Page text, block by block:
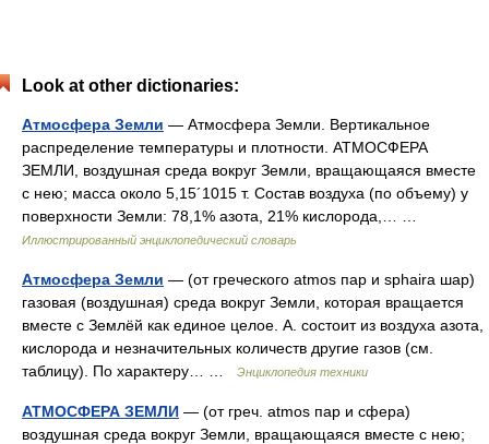
Look at other dictionaries:
Атмосфера Земли — Атмосфера Земли. Вертикальное
распределение температуры и плотности. АТМОСФЕРА
ЗЕМЛИ, воздушная среда вокруг Земли, вращающаяся вместе
с нею; масса около 5,15´1015 т. Состав воздуха (по объему) у
поверхности Земли: 78,1% азота, 21% кислорода,… …
Иллюстрированный энциклопедический словарь
Атмосфера Земли — (от греческого atmos пар и sphaira шар)
газовая (воздушная) среда вокруг Земли, которая вращается
вместе с Землёй как единое целое. А. состоит из воздуха азота,
кислорода и незначительных количеств другие газов (см.
таблицу). По характеру… …
Энциклопедия техники
АТМОСФЕРА ЗЕМЛИ — (от греч. atmos пар и сфера)
воздушная среда вокруг Земли, вращающаяся вместе с нею;